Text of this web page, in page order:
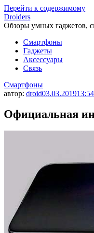
Перейти к содержимому
Droiders
Обзоры умных гаджетов,
Смартфоны
Гаджеты
Аксессуары
Связь
Смартфоны
автор: droid03.03.201913:54
Официальная